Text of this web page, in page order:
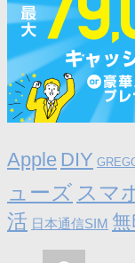
Apple DIY
ューズ スマ
活 日本通信SIM 無